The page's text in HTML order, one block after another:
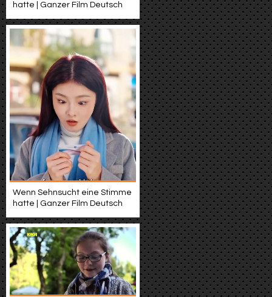
hatte | Ganzer Film Deutsch
Wenn Sehnsucht eine Stimme
hatte | Ganzer Film Deutsch